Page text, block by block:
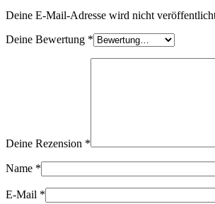
Deine E-Mail-Adresse wird nicht
Deine Bewertung *
Deine Rezension *
Name *
E-Mail *